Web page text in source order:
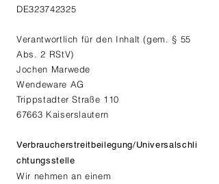
DE323742325
Verantwortlich für den Inhalt (gem. § 55
Abs. 2 RStV)
Jochen Marwede
Wendeware AG
Trippstadter Straße 110
67663 Kaiserslautern
Verbraucherstreitbeilegung/Universalschli
chtungsstelle
Wir nehmen an einem